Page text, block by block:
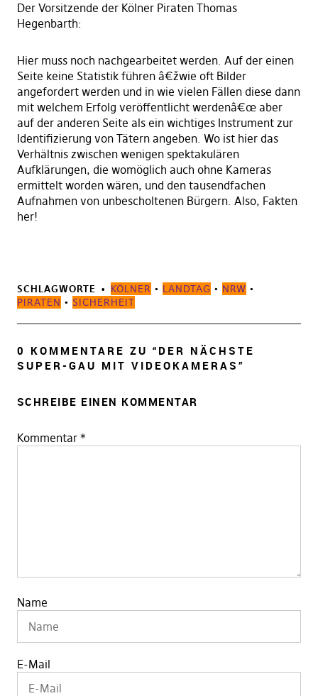
Der Vorsitzende der Kölner Piraten Thomas
Hegenbarth:
Hier muss noch nachgearbeitet werden. Auf der einen
Seite keine Statistik führen â€žwie oft Bilder
angefordert werden und in wie vielen Fällen diese dann
mit welchem Erfolg veröffentlicht werdenâ€œ aber
auf der anderen Seite als ein wichtiges Instrument zur
Identifizierung von Tätern angeben. Wo ist hier das
Verhältnis zwischen wenigen spektakulären
Aufklärungen, die womöglich auch ohne Kameras
ermittelt worden wären, und den tausendfachen
Aufnahmen von unbescholtenen Bürgern. Also, Fakten
her!
SCHLAGWORTE KÖLNER • LANDTAG • NRW •
PIRATEN • SICHERHEIT
0 KOMMENTARE ZU “ DER NÄCHSTE
SUPER-GAU MIT VIDEOKAMERAS ”
SCHREIBE EINEN KOMMENTAR
Kommentar *
Name
E-Mail